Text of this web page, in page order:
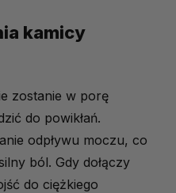
kamicy
zostanie w porę
do powikłań.
odpływu moczu, co
ból. Gdy dołączy
do ciężkiego